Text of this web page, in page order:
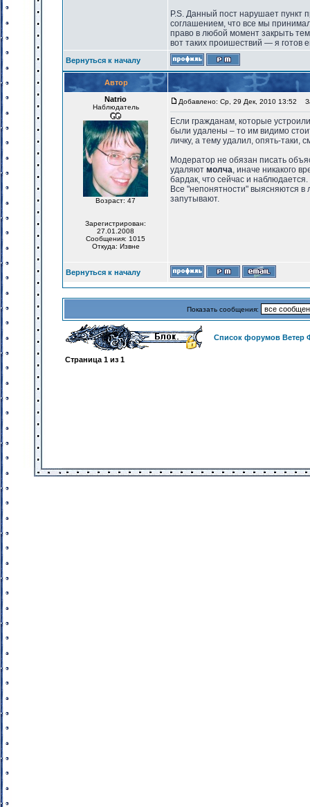
P.S. Данный пост нарушает пункт
соглашением, что все мы
право в любой момент закрыть
вот таких проишествий — я готов
Вернуться к началу
Автор
Natrio
Наблюдатель
Возраст: 47
Зарегистрирован:
27.01.2008
Сообщения: 1015
Откуда: Извне
Добавлено: Ср, 29 Дек, 2010 13:52
Если гражданам, которые
были удалены – то им видимо
личку, а тему удалил, опять-таки,
Модератор не обязан писать
удаляют молча, иначе никакого
бардак, что сейчас и наблюдается.
Все "непонятности" выясняются
запутывают.
Вернуться к началу
Показать сообщения:
Список форумов Ветер
Страница 1 из 1